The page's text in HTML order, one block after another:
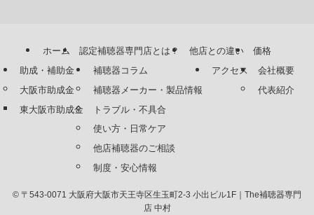
ホーム 認定補聴器専門店とは？ 他店との違い
価格
助成・補助金
大阪市助成金
東大阪市助成金
補聴器コラム
補聴器メーカー・製品情報
トラブル・不具合
使い方・日常ケア
他店補聴器のご相談
制度・安心情報
アクセス
会社概要
代表紹介
© 〒543-0071 大阪府大阪市天王寺区生玉町2-3 小出ビル1F｜The補聴器専門
店 中村